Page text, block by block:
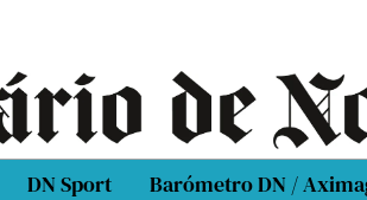
DN Sport Barómetro DN /